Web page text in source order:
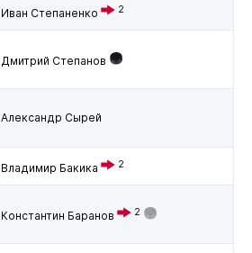
Иван Степаненко 2
Дмитрий Степанов
Александр Сырей
Владимир Бакика 2
Константин Баранов 2